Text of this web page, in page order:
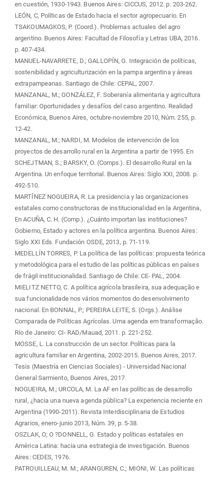
en cuestión, 1930-1943. Buenos Aires: CICCUS, 2012. p. 203-262.
LEÓN, C, Políticas de Estado hacia el sector agropecuario. En
TSAKOUMAGKOS, P. (Coord.). Problemas actuales del agro
argentino. Buenos Aires: Facultad de Filosofía y Letras UBA, 2016.
p. 407-434.
MANUEL-NAVARRETE, D.; GALLOPÍN, G. Integración de políticas,
sostenibilidad y agriculturización en la pampa argentina y áreas
extrapampeanas. Santiago de Chile: CEPAL, 2007.
MANZANAL, M.; GONZÁLEZ, F. Soberanía alimentaria y agricultura
familiar: Oportunidades y desafíos del caso argentino. Realidad
Económica, Buenos Aires, octubre-noviembre 2010, Núm. 255, p.
12-42.
MANZANAL, M.; NARDI, M. Modelos de intervención de los
proyectos de desarrollo rural en la Argentina a partir de 1995. En
SCHEJTMAN, S.; BARSKY, O. (Comps.). El desarrollo Rural en la
Argentina. Un enfoque territorial. Buenos Aires: Siglo XXI, 2008. p.
492-510.
MARTÍNEZ NOGUEIRA, R. La presidencia y las organizaciones
estatales como constructoras de institucionalidad en la Argentina,
En ACUÑA, C. H. (Comp.). ¿Cuánto importan las instituciones?
Gobierno, Estado y actores en la política argentina. Buenos Aires:
Siglo XXI Eds. Fundación OSDE, 2013, p. 71-119.
MEDELLÍN TORRES, P. La política de las políticas: propuesta teórica
y metodológica para el estudio de las políticas públicas en países
de frágil institucionalidad. Santiago de Chile: CE- PAL, 2004.
MIELITZ NETTO, C. A política agrícola brasileira, sua adequação e
sua funcionalidade nos vários momentos do desenvolvimento
nacional. En BONNAL, P.; PEREIRA LEITE, S. (Orgs.). Análise
Comparada de Políticas Agrícolas. Uma agenda em transformação.
Río de Janeiro: CI- RAD/Mauad, 2011. p. 221-252.
MOSSE, L. La construcción de un sector. Políticas para la
agricultura familiar en Argentina, 2002-2015. Buenos Aires, 2017.
Tesis (Maestría en Ciencias Sociales) - Universidad Nacional
General Sarmiento, Buenos Aires, 2017.
NOGUEIRA, M.; URCOLA, M. La AF en las políticas de desarrollo
rural, ¿hacia una nueva agenda pública? La experiencia reciente en
Argentina (1990-2011). Revista Interdisciplinaria de Estudios
Agrarios, enero-junio 2013, Núm. 39, p. 5-38.
OSZLAK, O; O ?DONNELL, G. Estado y políticas estatales en
América Latina: hacia una estrategia de investigación. Buenos
Aires: CEDES, 1976.
PATROUILLEAU, M. M.; ARANGUREN, C.; MIONI, W. Las políticas